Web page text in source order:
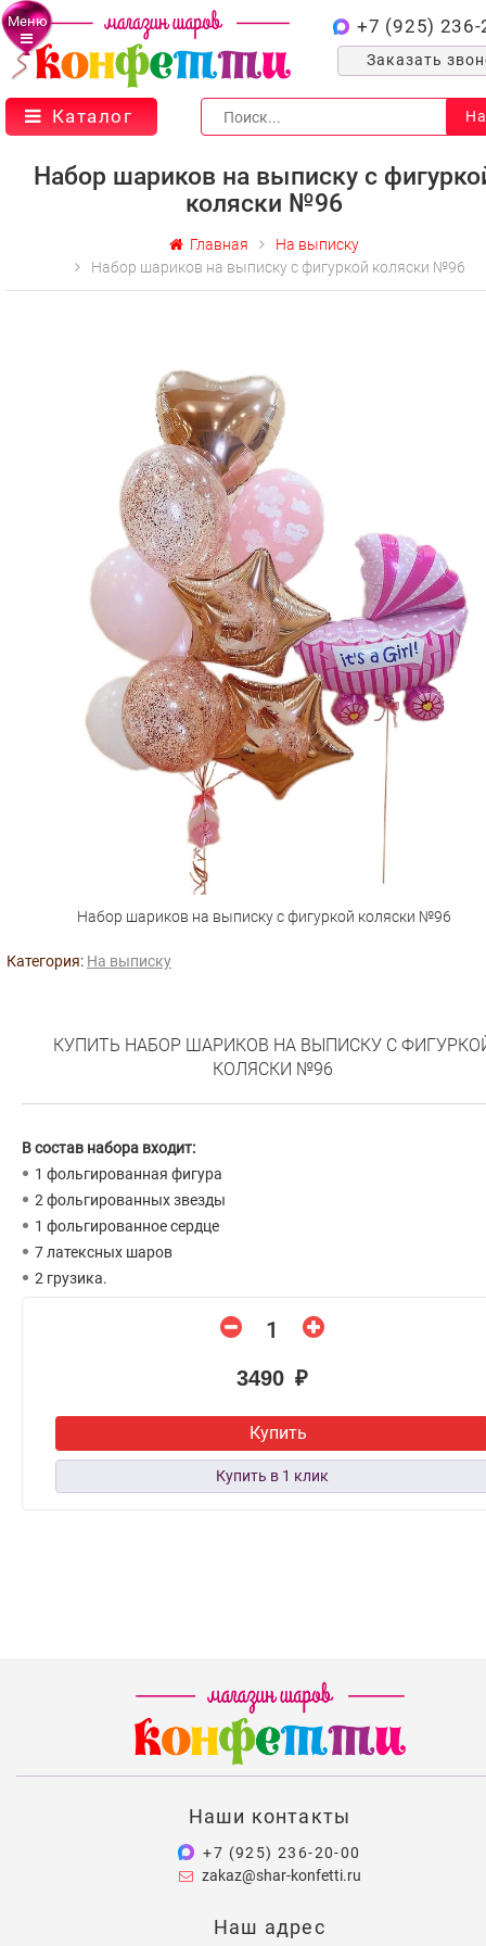
Меню +7 (925) 236-
Заказать
Каталог
Набор шариков на выписку с
коляски №96
Главная
На выписку
Набор шариков на выписку с фигуркой коляски №96
Набор шариков на выписку с фигуркой коляски №96
Категория: На выписку
КУПИТЬ НАБОР ШАРИКОВ НА ВЫПИСКУ С
КОЛЯСКИ №96
В состав набора входит:
1 фольгированная фигура
2 фольгированных звезды
1 фольгированное сердце
7 латексных шаров
2 грузика.
3490 ₽
Купить
Наши контакты
+7 (925) 236-20-00
zakaz@shar-konfetti.ru
Наш адрес